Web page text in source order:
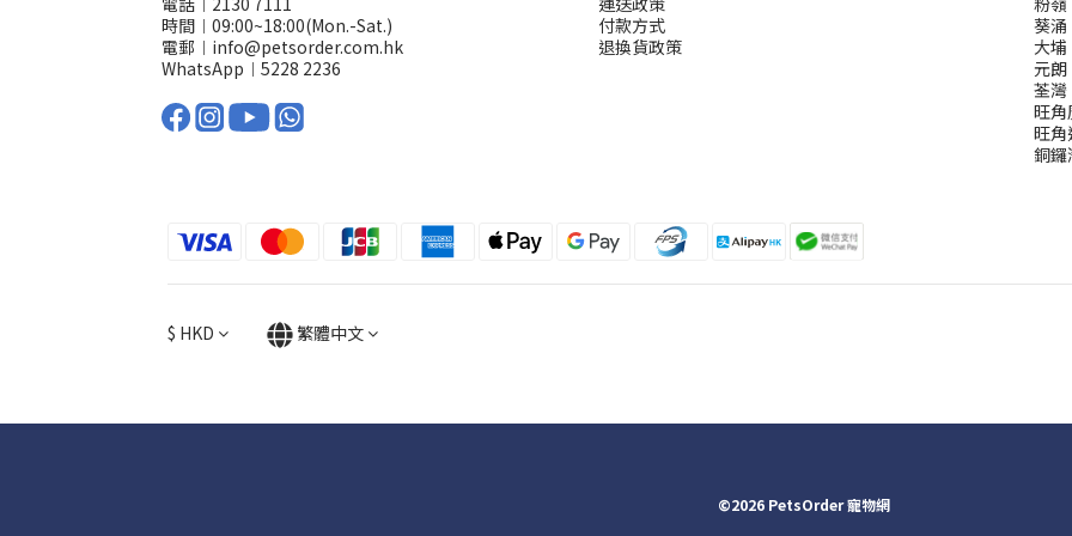
時間︱09:00~18:00(Mon.-Sat.)
電郵︱info@petsorder.com.hk
WhatsApp︱ 5228 2236
付款方式
退換貨政策
葵
大
元
荃
旺
旺
銅鑼
$ HKD 繁體中文
©2026 PetsOrder 寵物網